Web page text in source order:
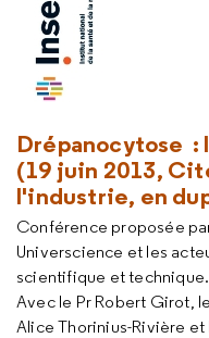
Drépanocytose :
(19 juin 2013,
l'industrie, en
Conférence proposée
Universcience et les
scientifique et technique.
Avec le Pr Robert Girot,
Alice Thorinius-Rivière et